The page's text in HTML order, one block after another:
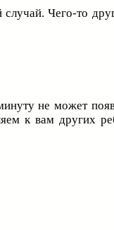
Чего-то
не может
к вам других